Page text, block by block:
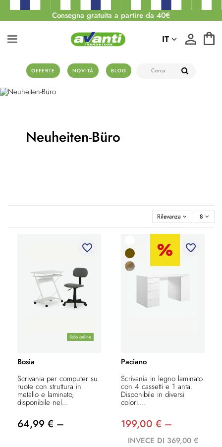
Consegna gratuita a partire da 40€
OFFERTE NOVITÀ BLOG
IT
Neuheiten-Büro
Rilevanza 8
Solo online
favorite_border
Bosia
Scrivania per computer su
ruote con struttura in
metallo e laminato,
disponibile nel...
64,99 € –
favorite_border
Paciano
Scrivania in legno laminato
con 4 cassetti e 1 anta.
Disponibile in diversi
colori....
199,00 € –
INVECE DI 369,00 €